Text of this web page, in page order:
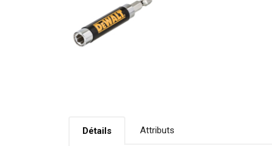
Détails Attributs